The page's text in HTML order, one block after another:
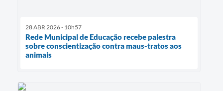
28 ABR 2026 - 10h57
Rede Municipal de Educação recebe palestra
sobre conscientização contra maus-tratos aos
animais